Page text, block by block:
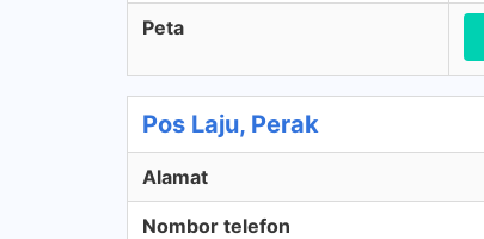
Peta
Pos Laju, Perak
Alamat
Nombor telefon